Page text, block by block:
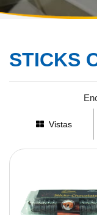
STICKS
Vistas
(57)